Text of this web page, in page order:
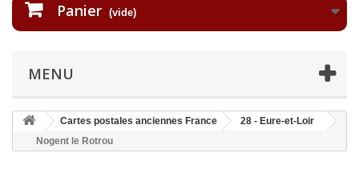
Panier (vide)
MENU
Cartes postales anciennes France
28 - Eure-et-Loir
Nogent le Rotrou